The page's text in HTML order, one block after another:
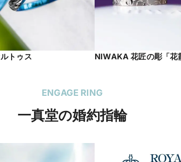
トゥス NIWAKA 花匠の彫「花
ENGAGE RING
一真堂の婚約指輪